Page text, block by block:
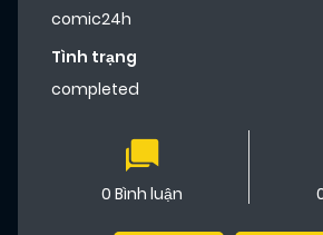
comic24h
Tình trạng
completed
0 Bình luận